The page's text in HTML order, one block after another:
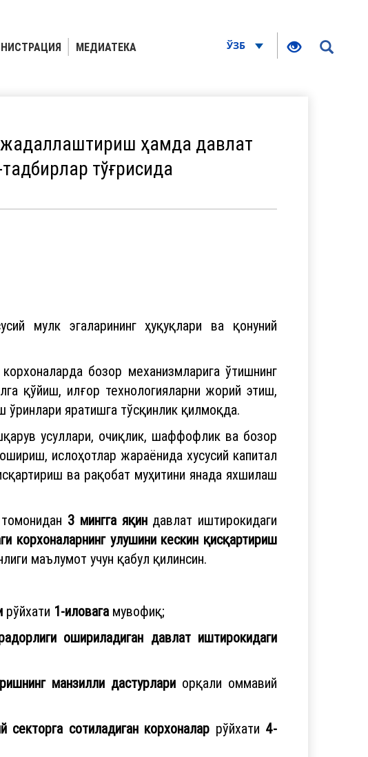
МЕДИАТЕКА
ЎЗБ
ҳамда давлат
тўғрисида
мулк эгаларининг ҳуқуқлари ва қонуний
бозор механизмларига ўтишнинг
қўйиш, илғор технологияларни жорий этиш,
яратишга тўсқинлик қилмоқда.
усуллари, очиқлик, шаффофлик ва бозор
ислоҳотлар жараёнида хусусий капитал
ва рақобат муҳитини янада яхшилаш
3 мингга яқиндавлат иштирокидаги
корхоналарнинг улушини кескин қисқартириш
маълумот учун қабул қилинсин.
рўйхати 1-иловагамувофиқ;
ошириладиган давлат иштирокидаги
манзилли дастурлари орқали оммавий
секторга сотиладиган корхоналар рўйхати 4-